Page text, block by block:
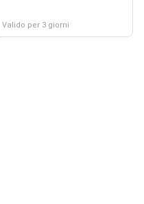
Valido per 3 giorni